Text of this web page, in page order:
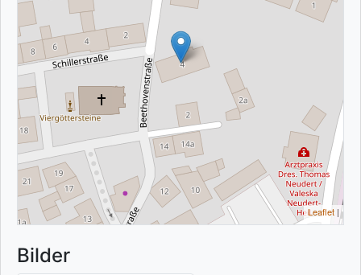
Leaflet |
Bilder